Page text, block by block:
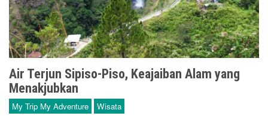
Air Terjun Sipiso-Piso, Keajaiban Alam yang
Menakjubkan
My Trip My Adventure Wisata